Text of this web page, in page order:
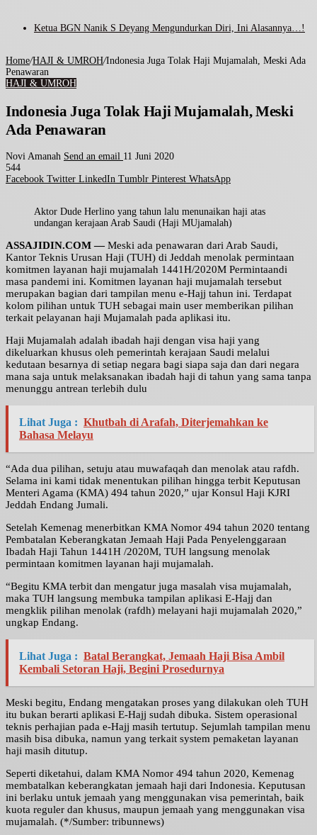
Ketua BGN Nanik S Deyang Mengundurkan Diri, Ini Alasannya…!
Home/HAJI & UMROH/Indonesia Juga Tolak Haji Mujamalah, Meski Ada
Penawaran
HAJI & UMROH
Indonesia Juga Tolak Haji Mujamalah, Meski
Ada Penawaran
Novi Amanah Send an email 11 Juni 2020
544
Facebook Twitter LinkedIn Tumblr Pinterest WhatsApp
Aktor Dude Herlino yang tahun lalu menunaikan haji atas
undangan kerajaan Arab Saudi (Haji MUjamalah)
ASSAJIDIN.COM —Meski ada penawaran dari Arab Saudi,
Kantor Teknis Urusan Haji (TUH) di Jeddah menolak permintaan
komitmen layanan haji mujamalah 1441H/2020M Permintaandi
masa pandemi ini. Komitmen layanan haji mujamalah tersebut
merupakan bagian dari tampilan menu e-Hajj tahun ini. Terdapat
kolom pilihan untuk TUH sebagai main user memberikan pilihan
terkait pelayanan haji Mujamalah pada aplikasi itu.
Haji Mujamalah adalah ibadah haji dengan visa haji yang
dikeluarkan khusus oleh pemerintah kerajaan Saudi melalui
kedutaan besarnya di setiap negara bagi siapa saja dan dari negara
mana saja untuk melaksanakan ibadah haji di tahun yang sama tanpa
menunggu antrean terlebih dulu
Lihat Juga : Khutbah di Arafah, Diterjemahkan ke
Bahasa Melayu
“Ada dua pilihan, setuju atau muwafaqah dan menolak atau rafdh.
Selama ini kami tidak menentukan pilihan hingga terbit Keputusan
Menteri Agama (KMA) 494 tahun 2020,” ujar Konsul Haji KJRI
Jeddah Endang Jumali.
Setelah Kemenag menerbitkan KMA Nomor 494 tahun 2020 tentang
Pembatalan Keberangkatan Jemaah Haji Pada Penyelenggaraan
Ibadah Haji Tahun 1441H /2020M, TUH langsung menolak
permintaan komitmen layanan haji mujamalah.
“Begitu KMA terbit dan mengatur juga masalah visa mujamalah,
maka TUH langsung membuka tampilan aplikasi E-Hajj dan
mengklik pilihan menolak (rafdh) melayani haji mujamalah 2020,”
ungkap Endang.
Lihat Juga : Batal Berangkat, Jemaah Haji Bisa Ambil
Kembali Setoran Haji, Begini Prosedurnya
Meski begitu, Endang mengatakan proses yang dilakukan oleh TUH
itu bukan berarti aplikasi E-Hajj sudah dibuka. Sistem operasional
teknis perhajian pada e-Hajj masih tertutup. Sejumlah tampilan menu
masih bisa dibuka, namun yang terkait system pemaketan layanan
haji masih ditutup.
Seperti diketahui, dalam KMA Nomor 494 tahun 2020, Kemenag
membatalkan keberangkatan jemaah haji dari Indonesia. Keputusan
ini berlaku untuk jemaah yang menggunakan visa pemerintah, baik
kuota reguler dan khusus, maupun jemaah yang menggunakan visa
mujamalah. (*/Sumber: tribunnews)